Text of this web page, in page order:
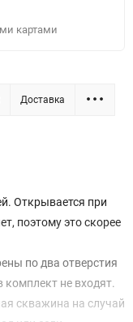
картами
Доставка
Открывается при
поэтому это скорее
по два отверстия
не входят.
скважина на случай